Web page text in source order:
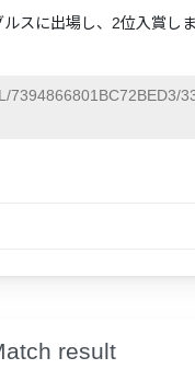
に出場し、2位入賞しま
7394866801BC72BED3/
result